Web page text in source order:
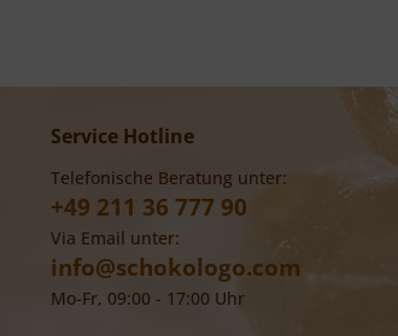
Service Hotline
Telefonische Beratung unter:
+49 211 36 777 90
Via Email unter:
info@schokologo.com
Mo-Fr, 09:00 - 17:00 Uhr